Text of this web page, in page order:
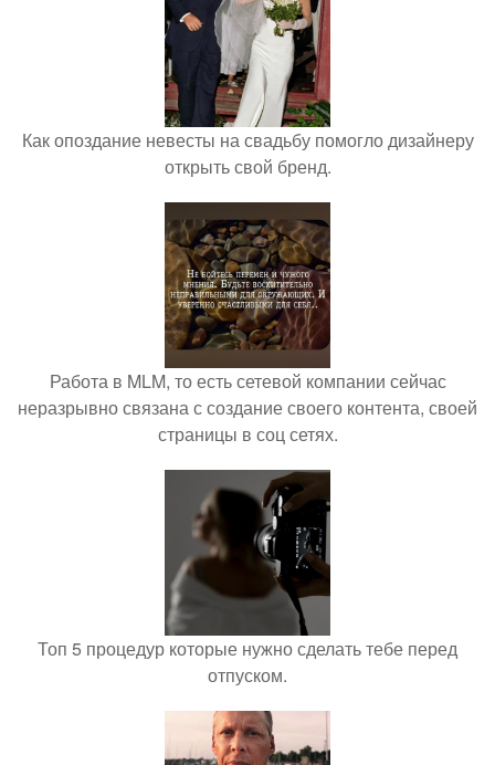
Как опоздание невесты на свадьбу помогло дизайнеру
открыть свой бренд.
Работа в MLM, то есть сетевой компании сейчас
неразрывно связана с создание своего контента, своей
страницы в соц сетях.
Топ 5 процедур которые нужно сделать тебе перед
отпуском.